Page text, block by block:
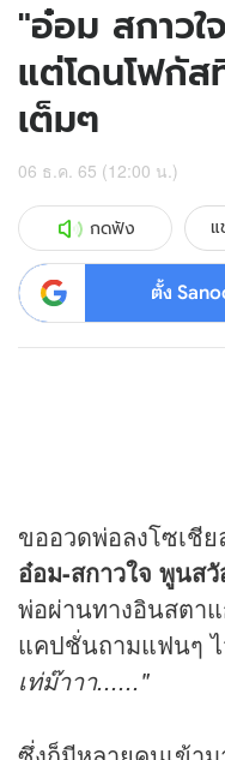
"อ๋อม สกาว
แต่โดนโฟกัส
เต็มๆ
06 ธ.ค. 65 (12:00 น.)
กดฟัง แ
ตั้ง
ขออวดพ่อลงโซเชี
อ๋อม-สกาวใจ พูนส
พ่อผ่านทางอินสตา
แคปชั่นถามแฟนๆ ไ
เท่ม๊าาา......"